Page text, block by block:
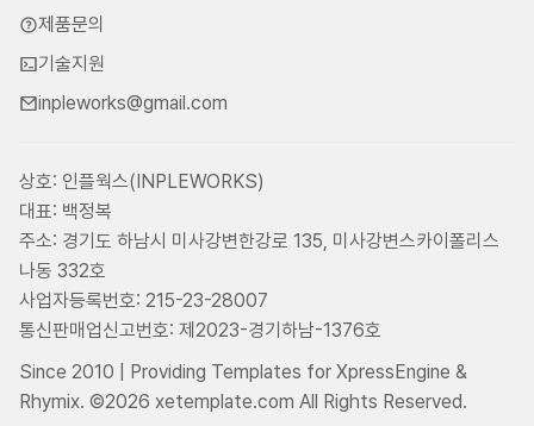
제품문의
기술지원
inpleworks@gmail.com
상호: 인플웍스(INPLEWORKS)
대표: 백정복
주소: 경기도 하남시 미사강변한강로 135, 미사강변스카이폴리스
나동 332호
사업자등록번호: 215-23-28007
통신판매업신고번호: 제2023-경기하남-1376호
Since 2010 | Providing Templates for XpressEngine &
Rhymix. ©2026 xetemplate.com All Rights Reserved.